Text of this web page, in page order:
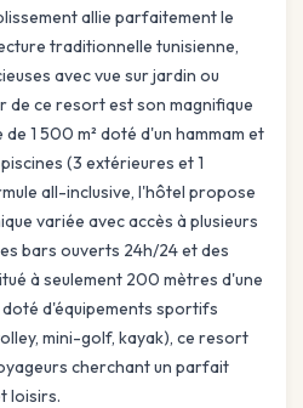
allie parfaitement le
traditionnelle tunisienne,
avec vue sur jardin ou
de ce resort est son magnifique
1 500 m² doté d'un hammam et
(3 extérieures et 1
all-inclusive, l'hôtel propose
variée avec accès à plusieurs
bars ouverts 24h/24 et des
à seulement 200 mètres d'une
d'équipements sportifs
mini-golf, kayak), ce resort
cherchant un parfait
loisirs.